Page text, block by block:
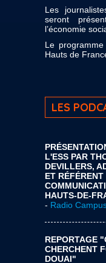
Les
seront
l’économie
Le
Hauts de
LES
L'ESS PAR
DEVILLERS,
ET RÉFÉRENT
HAUTS-DE-
- Radio
REPORTAGE
CHERCHENT
DOUAI"